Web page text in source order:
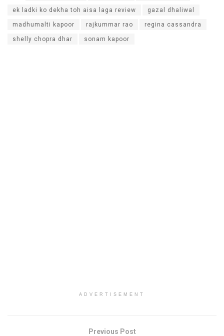
ek ladki ko dekha toh aisa laga review gazal dhaliwal
madhumalti kapoor rajkummar rao regina cassandra
shelly chopra dhar sonam kapoor
ADVERTISEMENT
Previous Post